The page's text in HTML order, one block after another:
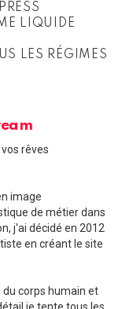
LIQUIDE
LES RÉGIMES
rêves
image
de métier dans
j'ai décidé en 2012
en créant le site
corps humain et